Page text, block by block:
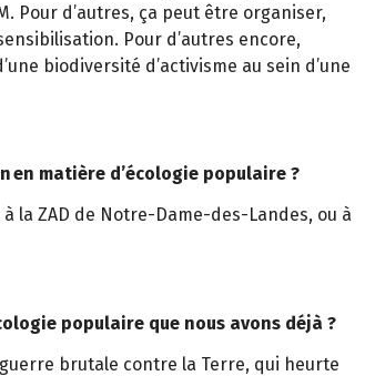
Pour d’autres, ça peut être organiser,
Pour d’autres encore,
biodiversité d’activisme au sein d’une
en matière d’écologie populaire ?
la ZAD de Notre-Dame-des-Landes, ou à
populaire que nous avons déjà ?
brutale contre la Terre, qui heurte